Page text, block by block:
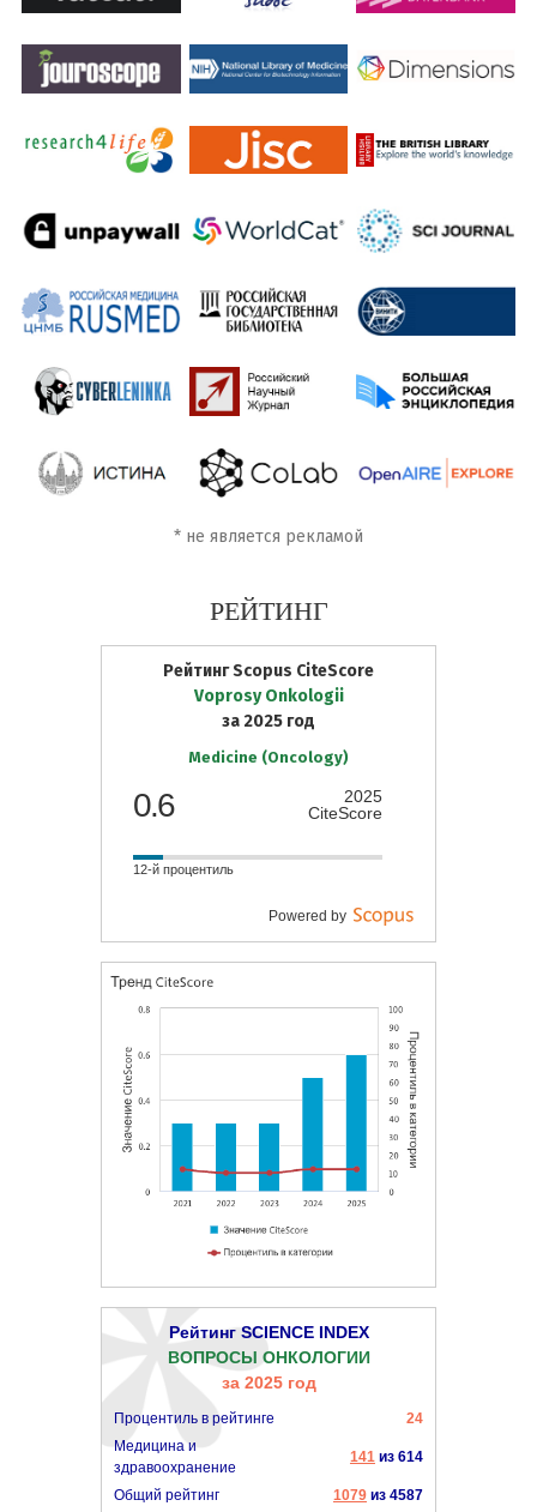
* не является рекламой
РЕЙТИНГ
Рейтинг Scopus CiteScore
Voprosy Onkologii
за 2025 год
Medicine (Oncology)
0.6
2025
CiteScore
12-й процентиль
Powered by
Рейтинг SCIENCE INDEX
ВОПРОСЫ ОНКОЛОГИИ
за 2025 год
Процентиль в рейтинге
24
Медицина и
здравоохранение
141 из 614
Общий рейтинг 1079из 4587